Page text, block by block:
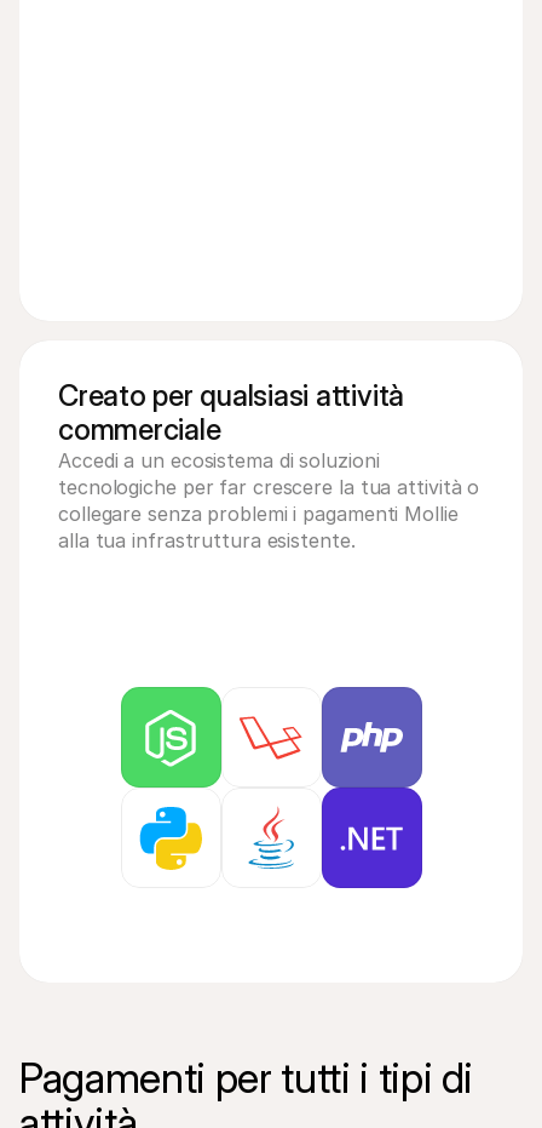
Creato per qualsiasi attività
commerciale
Accedi a un ecosistema di soluzioni
tecnologiche per far crescere la tua attività o
collegare senza problemi i pagamenti Mollie
alla tua infrastruttura esistente.
Pagamenti per tutti i tipi di